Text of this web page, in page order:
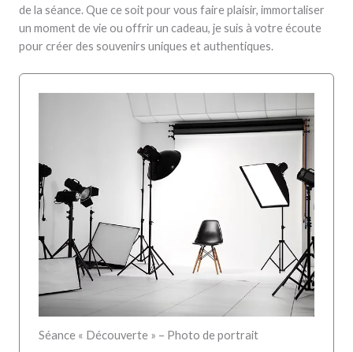
de la séance. Que ce soit pour vous faire plaisir, immortaliser
un moment de vie ou offrir un cadeau, je suis à votre écoute
pour créer des souvenirs uniques et authentiques.
Séance « Découverte » – Photo de portrait